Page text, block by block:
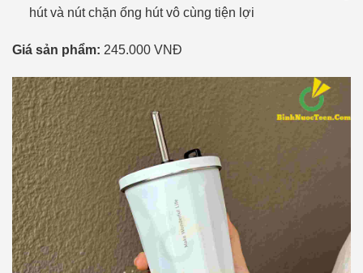
hút và nút chặn ống hút vô cùng tiện lợi
Giá sản phẩm: 245.000 VNĐ